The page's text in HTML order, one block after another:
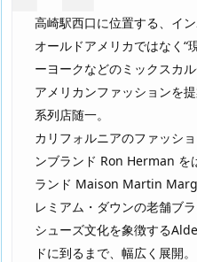
高崎駅西口に位置する、イ
オールドアメリカではなく“
ーヨークなどのミックスカ
アメリカンファッションを
系列店随一。
カリフォルニアのファッシ
ンブランド Ron Herman を
ランド Maison Martin
レミアム・ダウンの老舗ブ
シューズ文化を象徴する
ドに到るまで、幅広く展開。